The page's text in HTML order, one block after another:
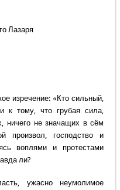
Лазаря
изречение: «Кто сильный,
к тому, что грубая сила,
ничего не значащих в сём
произвол, господство и
воплями и протестами
ли?
ужасно неумолимое